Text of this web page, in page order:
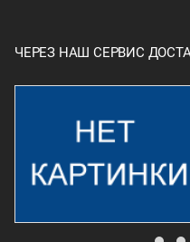
ЧЕРЕЗ НАШ СЕРВИС